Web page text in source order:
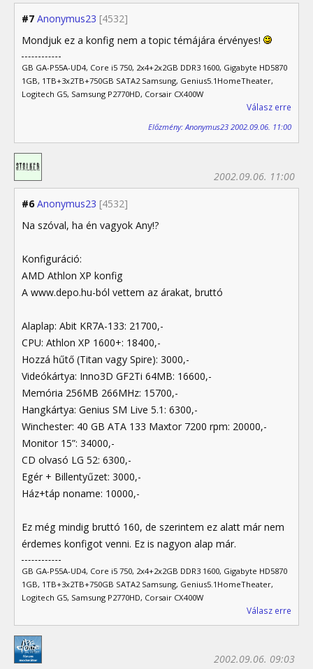
#7 Anonymus23 [4532]
Mondjuk ez a konfig nem a topic témájára érvényes!
GB GA-P55A-UD4, Core i5 750, 2x4+2x2GB DDR3 1600, Gigabyte HD5870
1GB, 1TB+3x2TB+750GB SATA2 Samsung, Genius5.1HomeTheater,
Logitech G5, Samsung P2770HD, Corsair CX400W
Válasz erre
Előzmény: Anonymus23 2002.09.06. 11:00
#6 Anonymus23 [4532]
2002.09.06. 11:00
Na szóval, ha én vagyok Any!?
Konfiguráció:
AMD Athlon XP konfig
A www.depo.hu-ból vettem az árakat, bruttó
Alaplap: Abit KR7A-133: 21700,-
CPU: Athlon XP 1600+: 18400,-
Hozzá hűtő (Titan vagy Spire): 3000,-
Videókártya: Inno3D GF2Ti 64MB: 16600,-
Memória 256MB 266MHz: 15700,-
Hangkártya: Genius SM Live 5.1: 6300,-
Winchester: 40 GB ATA 133 Maxtor 7200 rpm: 20000,-
Monitor 15”: 34000,-
CD olvasó LG 52: 6300,-
Egér + Billentyűzet: 3000,-
Ház+táp noname: 10000,-
Ez még mindig bruttó 160, de szerintem ez alatt már nem
érdemes konfigot venni. Ez is nagyon alap már.
GB GA-P55A-UD4, Core i5 750, 2x4+2x2GB DDR3 1600, Gigabyte HD5870
1GB, 1TB+3x2TB+750GB SATA2 Samsung, Genius5.1HomeTheater,
Logitech G5, Samsung P2770HD, Corsair CX400W
Válasz erre
2002.09.06. 09:03